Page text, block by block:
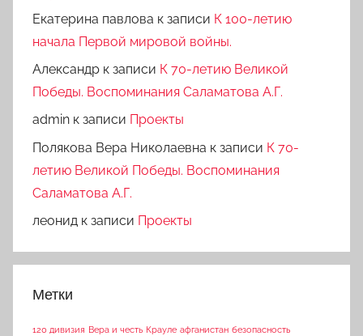
Екатерина павлова к записи К 100-летию
начала Первой мировой войны.
Александр к записи К 70-летию Великой
Победы. Воспоминания Саламатова А.Г.
admin к записи Проекты
Полякова Вера Николаевна к записи К 70-
летию Великой Победы. Воспоминания
Саламатова А.Г.
леонид к записи Проекты
Метки
120 дивизия Вера и честь Крауле афганистан безопасность